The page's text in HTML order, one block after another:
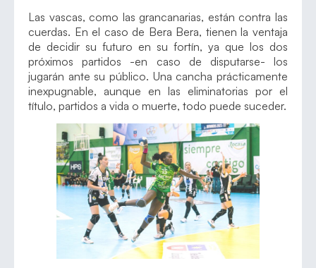
Las vascas, como las grancanarias, están contra las
cuerdas. En el caso de Bera Bera, tienen la ventaja
de decidir su futuro en su fortín, ya que los dos
próximos partidos -en caso de disputarse- los
jugarán ante su público. Una cancha prácticamente
inexpugnable, aunque en las eliminatorias por el
título, partidos a vida o muerte, todo puede suceder.